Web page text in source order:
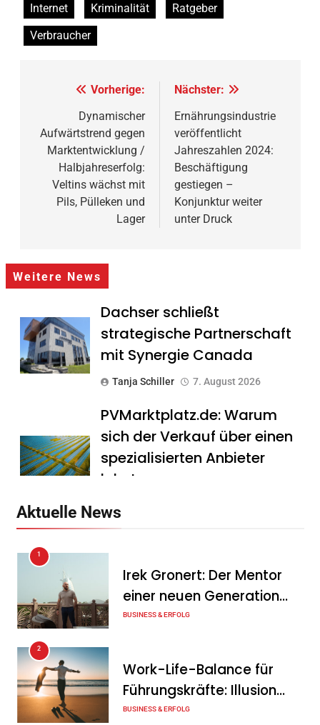
Internet
Kriminalität
Ratgeber
Verbraucher
Beitragsnavigation
Vorherige:
Dynamischer
Aufwärtstrend gegen
Marktentwicklung /
Halbjahreserfolg:
Veltins wächst mit
Pils, Pülleken und
Lager
Nächster:
Ernährungsindustrie
veröffentlicht
Jahreszahlen 2024:
Beschäftigung
gestiegen –
Konjunktur weiter
unter Druck
Weitere News
Dachser schließt
strategische Partnerschaft
mit Synergie Canada
Tanja Schiller 7. August 2026
PVMarktplatz.de: Warum
sich der Verkauf über einen
spezialisierten Anbieter
lohnt
Mitarbeitergespräch pro
Jahr nichts verändert – und
was stattdessen
Verbindlichkeit schafft
Tanja Schiller 7. August 2026
Wenn jede Minute zählt: Wie
Aktuelle News
1
Irek Gronert: Der Mentor
einer neuen Generation
von Unternehmern
BUSINESS & ERFOLG
2
Work-Life-Balance für
Führungskräfte: Illusion
oder echte Chance?
BUSINESS & ERFOLG